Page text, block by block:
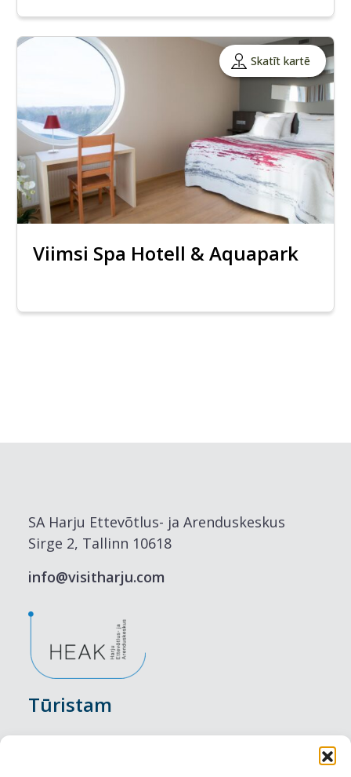
Skatīt kartē
Viimsi Spa Hotell & Aquapark
SA Harju Ettevõtlus- ja Arenduskeskus
Sirge 2, Tallinn 10618
info@visitharju.com
Tūristam